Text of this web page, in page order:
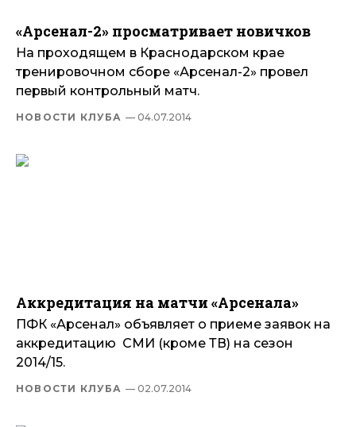
«Арсенал-2» просматривает новичков
На проходящем в Краснодарском крае
тренировочном сборе «Арсенал-2» провел
первый контрольный матч.
НОВОСТИ КЛУБА — 04.07.2014
Аккредитация на матчи «Арсенала»
ПФК «Арсенал» объявляет о приеме заявок на
аккредитацию СМИ (кроме ТВ) на сезон
2014/15.
НОВОСТИ КЛУБА — 02.07.2014